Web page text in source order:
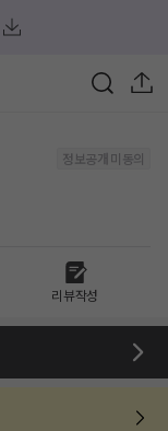
정보공개 미동의
리뷰작성